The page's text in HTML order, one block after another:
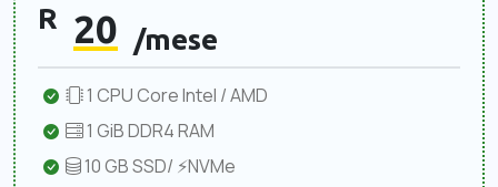
R 20 /mese
1 CPU Core Intel / AMD
1 GiB DDR4 RAM
10 GB SSD/ ⚡NVMe